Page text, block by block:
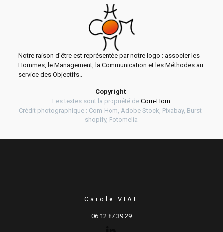
Notre raison d’être est représentée par notre logo : associer les
Hommes, le Management, la Communication et les Méthodes au
service des Objectifs..
Copyright
Les textes sont la propriété de Com-Hom
Crédit photographique : Com-Hom, Adobe Stock, Pixabay, Burst-
shopify, Fotomelia
Carole VIAL
06 12 87 39 29